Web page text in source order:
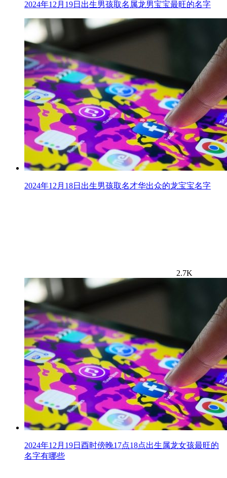
2024年12月19日出生男孩取名属龙男宝宝最旺的名字
2024年12月18日出生男孩取名才华出众的龙宝宝名字
2.7K
2024年12月19日酉时傍晚17点18点出生属龙女孩最旺的
名字有哪些